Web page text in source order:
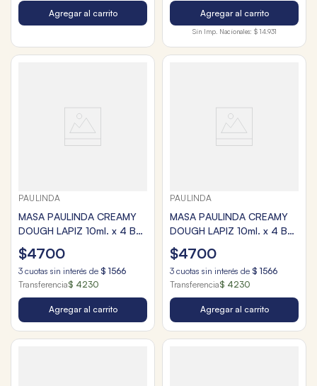
Agregar al carrito Agregar al carrito
Sin Imp. Nacionales: $ 14.931
PAULINDA
MASA PAULINDA CREAMY
DOUGH LAPIZ 10ml. x 4 BL
METALLIC
$4700
3 cuotas sin interés de $ 1566
Transferencia$ 4230
Agregar al carrito
PAULINDA
MASA PAULINDA CREAMY
DOUGH LAPIZ 10ml. x 4 BL
NEON
$4700
3 cuotas sin interés de $ 1566
Transferencia$ 4230
Agregar al carrito